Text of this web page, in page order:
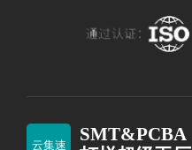
云集速
SMT&PCBA